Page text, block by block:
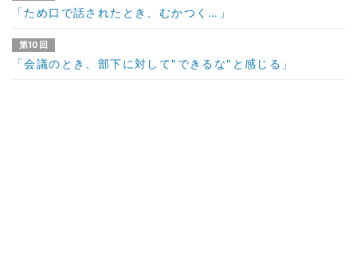
「ため口で話されたとき、むかつく…」
第10回
「会議のとき、部下に対して"できるな"と感じる」